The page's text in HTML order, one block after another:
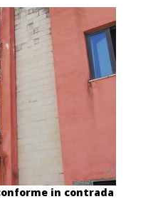
in contrada